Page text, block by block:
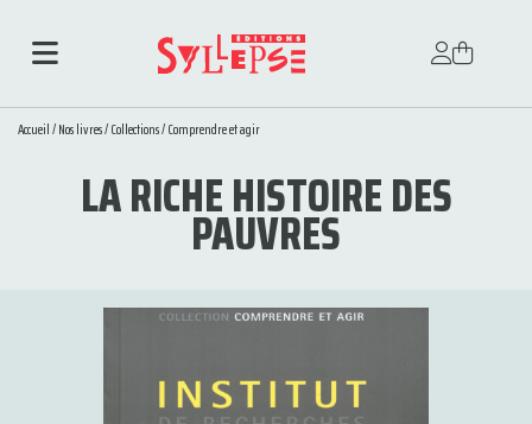
Accueil/Nos livres/Collections/Comprendre et agir
LA RICHE HISTOIRE DES
PAUVRES